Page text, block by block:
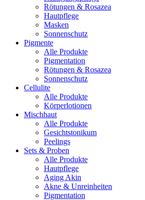
Rötungen & Rosazea
Hautpflege
Masken
Sonnenschutz
Pigmente
Alle Produkte
Pigmentation
Rötungen & Rosazea
Sonnenschutz
Cellulite
Alle Produkte
Körperlotionen
Mischhaut
Alle Produkte
Gesichtstonikum
Peelings
Sets & Proben
Alle Produkte
Hautpflege
Aging Akin
Akne & Unreinheiten
Pigmentation